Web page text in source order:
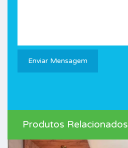
Produtos Relacionados